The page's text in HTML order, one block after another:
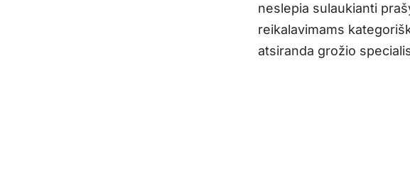
neslepia sulaukianti
reikalavimams
atsiranda grožio